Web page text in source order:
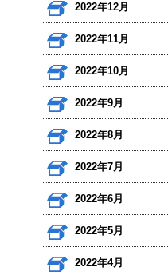
2022年12月
2022年11月
2022年10月
2022年9月
2022年8月
2022年7月
2022年6月
2022年5月
2022年4月